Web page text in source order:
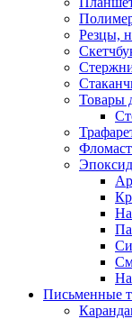
Резцы,
Товары
Письменные